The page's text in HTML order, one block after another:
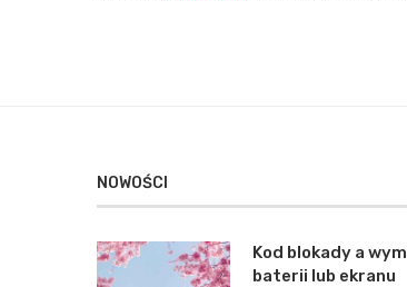
NOWOŚCI
Kod blokady a
baterii lub ekranu